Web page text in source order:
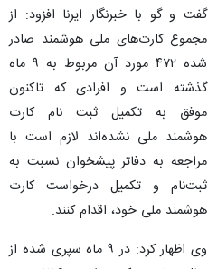
گفت و گو با خبرنگار ایرنا افزود: از
مجموع کارت‌های ملی هوشمند صادر
شده ۴۷۲ مورد آن مربوط به ۹ ماه
گذشته است و افرادی که تاکنون
موفق به تکمیل ثبت نام کارت
هوشمند ملی نشده‌اند لازم است با
مراجعه به دفاتر پیشخوان نسبت به
ثبت‌نام و تکمیل درخواست کارت
هوشمند ملی خود، اقدام کنند.
وی اظهار کرد: در ۹ ماه سپری شده از